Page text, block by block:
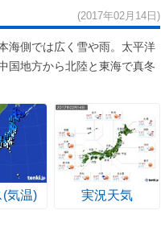
(2017年02月14日)
海側では広く雪や雨。太平洋
国地方から北陸と東海で真冬
(気温) 実況天気